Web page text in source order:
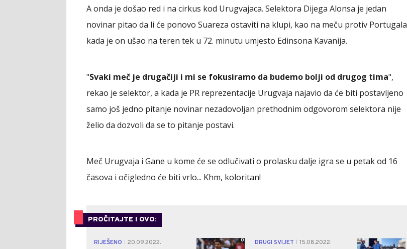
А onda je došao red i na cirkus kod Urugvajaca. Selektora Dijega Alonsa je jedan
novinar pitao da li će ponovo Suareza ostaviti na klupi, kao na meču protiv Portugala
kada je on ušao na teren tek u 72. minutu umjesto Edinsona Kavanija.
"Svaki meč je drugačiji i mi se fokusiramo da budemo bolji od drugog tima",
rekao je selektor, a kada je PR reprezentacije Urugvaja najavio da će biti postavljeno
samo još jedno pitanje novinar nezadovoljan prethodnim odgovorom selektora nije
želio da dozvoli da se to pitanje postavi.
Meč Urugvaja i Gane u kome će se odlučivati o prolasku dalje igra se u petak od 16
časova i očigledno će biti vrlo... Khm, koloritan!
PROČITAJTE I OVO:
RIJEŠENO
20.09.2022.
0 DRUGI SVIJET
15.08.2022.
0